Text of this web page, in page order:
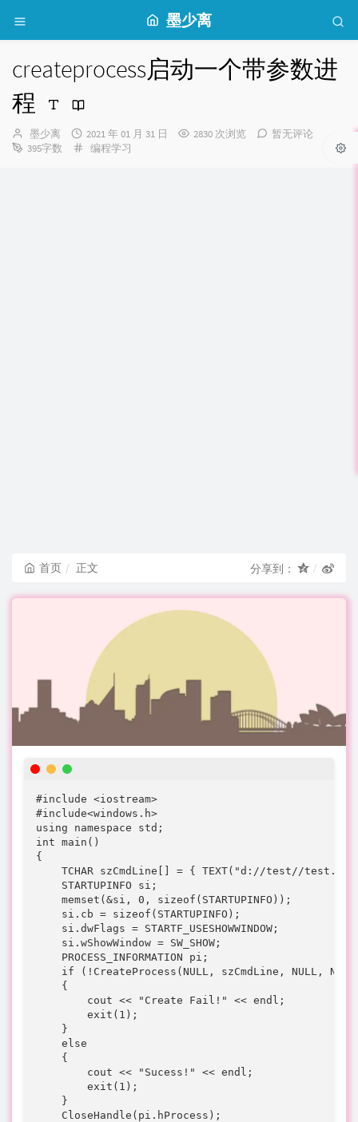
墨少离
createprocess启动一个带参数进
程
博
主：
墨少离
发
布
2021 年 01 月 31 日 2830 次浏览
暂无评论
395字数
分
编程学习
首页 正文 分享到：
#include <iostream>
#include<windows.h>
using namespace std;
int main()
{
TCHAR szCmdLine[] = { TEXT("d://test//
    STARTUPINFO si;
    memset(&si, 0, sizeof(STARTUPINFO));
    si.cb = sizeof(STARTUPINFO);
    si.dwFlags = STARTF_USESHOWWINDOW;
    si.wShowWindow = SW_SHOW;
    PROCESS_INFORMATION pi;
if (!CreateProcess(NULL, szCmdLine, NULL,
    {
        cout << "Create Fail!" << endl;
        exit(1);
    }
    else
    {
        cout << "Sucess!" << endl;
        exit(1);
    }
    CloseHandle(pi.hProcess);